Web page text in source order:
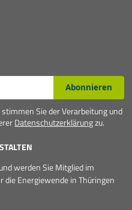
Abonnieren
Sie der Verarbeitung und
Datenschutzerklärungzu.
werden Sie Mitglied im
die Energiewende in Thüringen